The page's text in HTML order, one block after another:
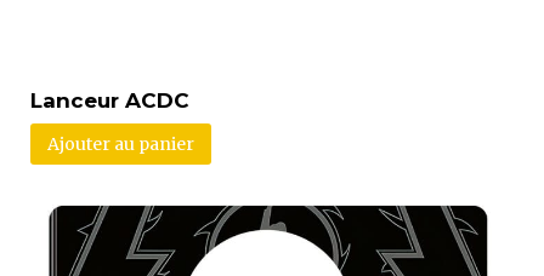
Lanceur ACDC
Ajouter au panier